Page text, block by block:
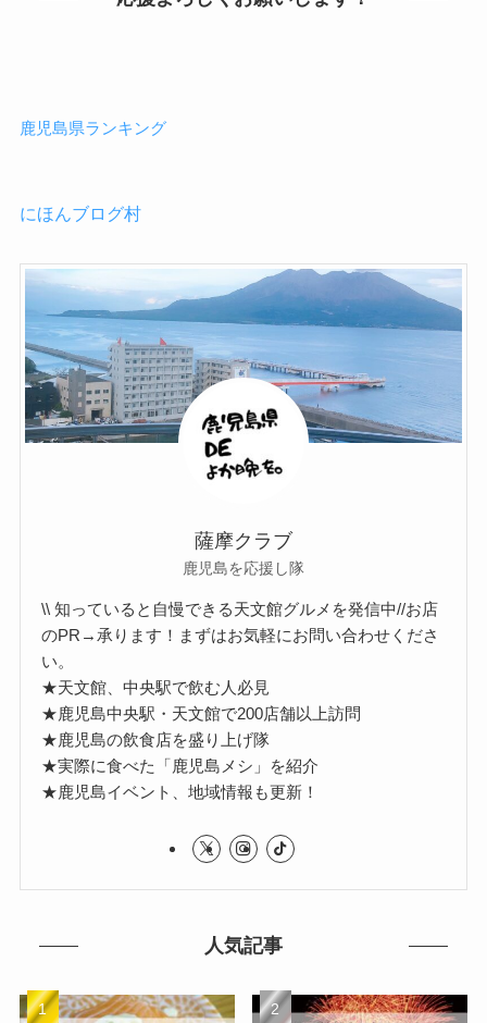
鹿児島県ランキング
にほんブログ村
薩摩クラブ
鹿児島を応援し隊
\\ 知っていると自慢できる天文館グルメを発信中//お店
のPR→承ります！まずはお気軽にお問い合わせくださ
い。
★天文館、中央駅で飲む人必見
★鹿児島中央駅・天文館で200店舗以上訪問
★鹿児島の飲食店を盛り上げ隊
★実際に食べた「鹿児島メシ」を紹介
★鹿児島イベント、地域情報も更新！
人気記事